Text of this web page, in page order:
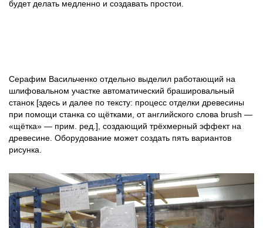
будет делать медленно и создавать простои.
Серафим Васильченко отдельно выделил работающий на
шлифовальном участке автоматический брашировальный
станок [здесь и далее по тексту: процесс отделки древесины
при помощи станка со щётками, от английского слова brush —
«щётка» — прим. ред.], создающий трёхмерный эффект на
древесине. Оборудование может создать пять вариантов
рисунка.